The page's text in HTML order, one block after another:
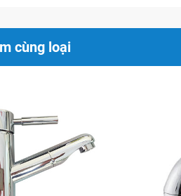
cùng loại